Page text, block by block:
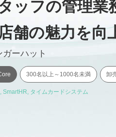
ッフの管理業
舗の魅力を向
ーハット
300名以上～1000名未満 卸
, SmartHR, タイムカードシステム